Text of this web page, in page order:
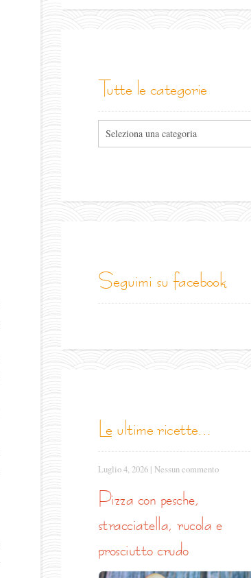
tutte le categorie
seguimi su facebook
le ultime ricette...
Luglio 4, 2026 | Nessun commento
pizza con pesche,
stracciatella, rucola e
prosciutto crudo